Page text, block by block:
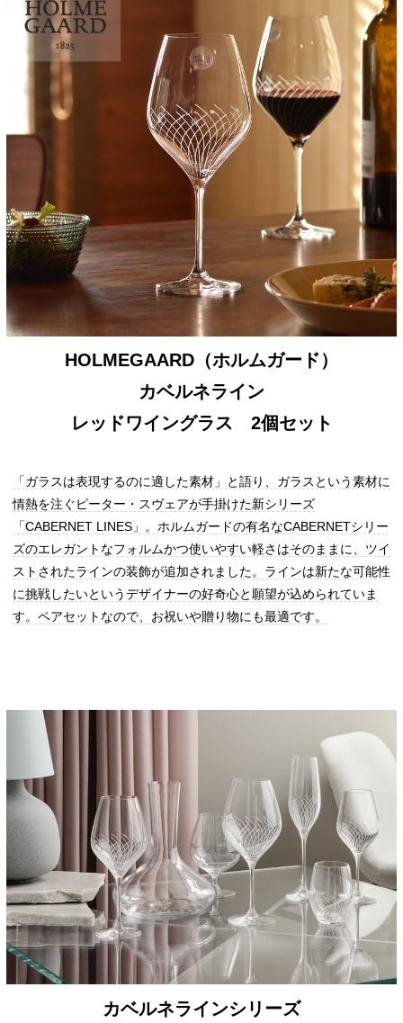
HOLMEGAARD（ホルムガード）
カベルネライン
レッドワイングラス 2個セット
「ガラスは表現するのに適した素材」と語り、ガラスという素材に
情熱を注ぐピーター・スヴェアが手掛けた新シリーズ
「CABERNET LINES」。ホルムガードの有名なCABERNETシリー
ズのエレガントなフォルムかつ使いやすい軽さはそのままに、ツイ
ストされたラインの装飾が追加されました。ラインは新たな可能性
に挑戦したいというデザイナーの好奇心と願望が込められていま
す。ペアセットなので、お祝いや贈り物にも最適です。
カベルネラインシリーズ